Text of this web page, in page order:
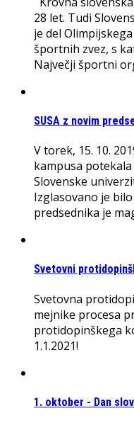
28 let. Tudi
je del
športnih zvez, s
Največji športni
SUSA z novim
V torek, 15. 10.
kampusa
Slovenske
Izglasovano je
predsednika je
Svetovni
Svetovna
mejnike procesa
protidopinškega
1.1.2021!
1. oktober - Dan